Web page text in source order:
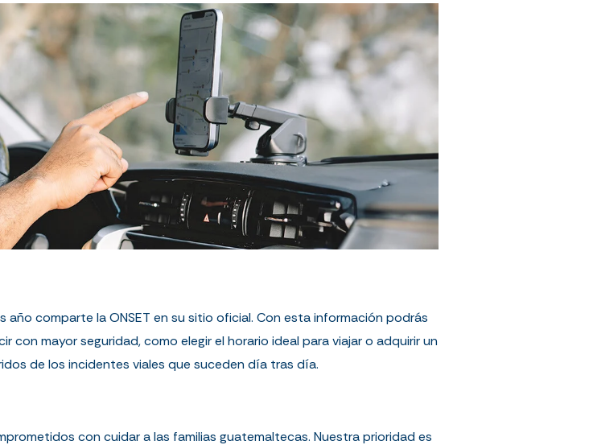
comparte la ONSET en su sitio oficial. Con esta información podrás
con mayor seguridad, como elegir el horario ideal para viajar o adquirir un
de los incidentes viales que suceden día tras día.
con cuidar a las familias guatemaltecas. Nuestra prioridad es